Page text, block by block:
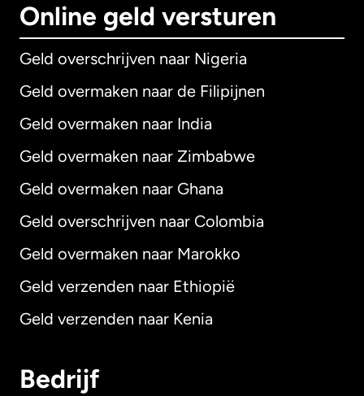
Online geld versturen
Geld overschrijven naar Nigeria
Geld overmaken naar de Filipijnen
Geld overmaken naar India
Geld overmaken naar Zimbabwe
Geld overmaken naar Ghana
Geld overschrijven naar Colombia
Geld overmaken naar Marokko
Geld verzenden naar Ethiopië
Geld verzenden naar Kenia
Bedrijf